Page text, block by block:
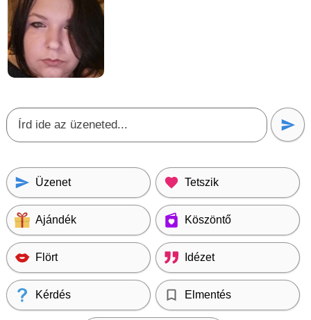
Üzenet Tetszik
Ajándék Köszöntő
Flört Idézet
Kérdés Elmentés